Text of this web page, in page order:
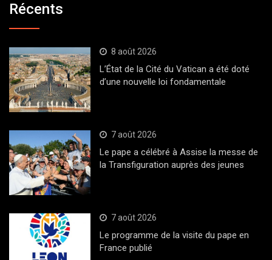
Récents
8 août 2026
L’État de la Cité du Vatican a été doté
d’une nouvelle loi fondamentale
7 août 2026
Le pape a célébré à Assise la messe de
la Transfiguration auprès des jeunes
7 août 2026
Le programme de la visite du pape en
France publié